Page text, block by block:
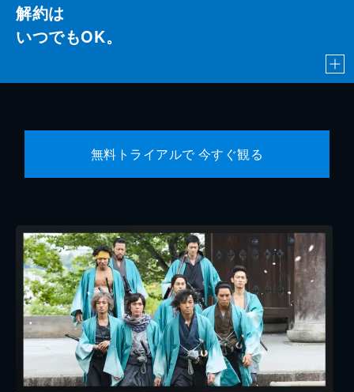
解約は
いつでもOK。
無料トライアルで 今すぐ観る